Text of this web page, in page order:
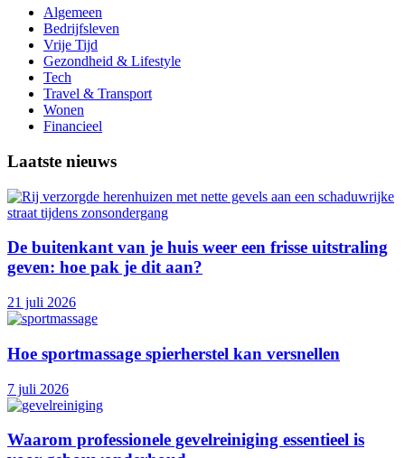
Algemeen
Bedrijfsleven
Vrije Tijd
Gezondheid & Lifestyle
Tech
Travel & Transport
Wonen
Financieel
Laatste nieuws
De buitenkant van je huis weer een frisse uitstraling
geven: hoe pak je dit aan?
21 juli 2026
Hoe sportmassage spierherstel kan versnellen
7 juli 2026
Waarom professionele gevelreiniging essentieel is